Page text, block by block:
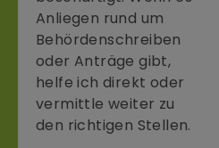
Anliegen rund um
Behördenschreiben
oder Anträge gibt,
helfe ich direkt oder
vermittle weiter zu
den richtigen Stellen.